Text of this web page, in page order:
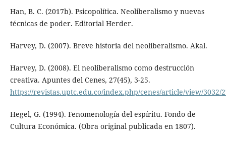
Han, B. C. (2017b). Psicopolítica. Neoliberalismo y nuevas
técnicas de poder. Editorial Herder.
Harvey, D. (2007). Breve historia del neoliberalismo. Akal.
Harvey, D. (2008). El neoliberalismo como destrucción
creativa. Apuntes del Cenes, 27(45), 3-25.
https://revistas.uptc.edu.co/index.php/cenes/article/view/3032/
Hegel, G. (1994). Fenomenología del espíritu. Fondo de
Cultura Económica. (Obra original publicada en 1807).